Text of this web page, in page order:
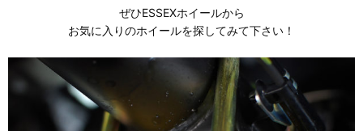
ぜひESSEXホイールから
お気に入りのホイールを探してみて下さい！